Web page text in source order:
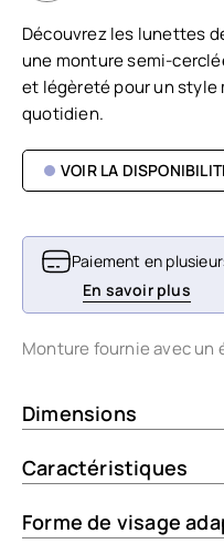
Découvrez les lunettes
une monture semi-
et légèreté pour un style
quotidien.
VOIR LA
Paiement en
En savoir plus
Monture fournie avec un
Dimensions
Caractéristiques
Forme de visage